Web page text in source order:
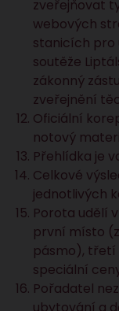
zveřejňovat
webových
stanicích pro
soutěže
zákonný
zveřejnění
Oficiální
notový
Přehlídka je
Celkové
jednotlivých
Porota udělí
první místo
pásmo),
speciální
Pořadatel